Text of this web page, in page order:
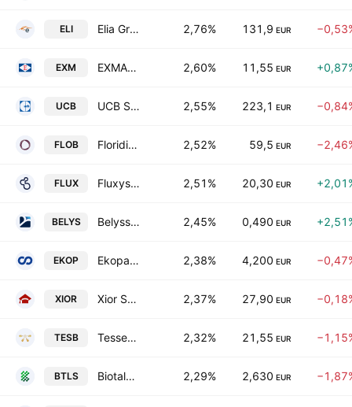
ELI Elia Group SA/NV 2,76% 131,9 EUR
EXM EXMAR NV 2,60% 11,55 EUR
UCB UCB S.A. 2,55% 223,1 EUR
FLOB Floridienne NV 2,52% 59,5 EUR
FLUX Fluxys Belgium SA Class D 2,51% 20,30 EUR
BELYS Belysse Group NV 2,45% 0,490 EUR
EKOP Ekopak NV 2,38% 4,200 EUR
XIOR Xior Student Housing N.V. 2,37% 27,90 EUR
TESB Tessenderlo Group N.V. 2,32% 21,55 EUR
BTLS Biotalys NV 2,29% 2,630 EUR